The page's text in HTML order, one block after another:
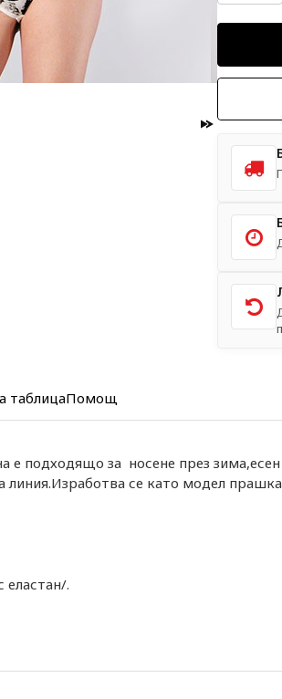
таблицаПомощ
е подходящо за носене през
линия.Изработва се като модел
.